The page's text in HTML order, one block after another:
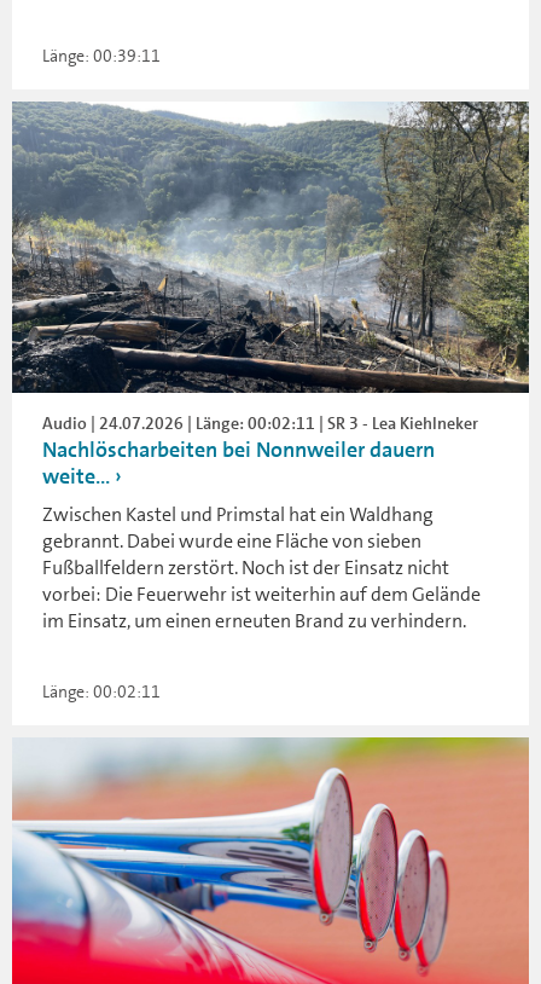
Länge: 00:39:11
Audio | 24.07.2026 | Länge: 00:02:11 | SR 3 - Lea Kiehlneker
Nachlöscharbeiten bei Nonnweiler dauern
weite...
Zwischen Kastel und Primstal hat ein Waldhang
gebrannt. Dabei wurde eine Fläche von sieben
Fußballfeldern zerstört. Noch ist der Einsatz nicht
vorbei: Die Feuerwehr ist weiterhin auf dem Gelände
im Einsatz, um einen erneuten Brand zu verhindern.
Länge: 00:02:11